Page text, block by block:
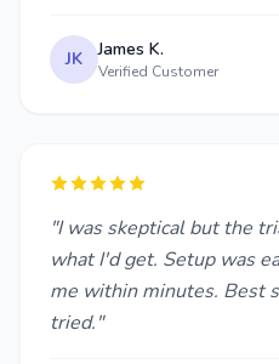
JK James K.
Verified Customer
"I was skeptical but the
what I'd get. Setup was
me within minutes. Best
tried."